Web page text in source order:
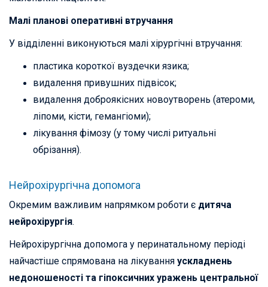
Малі планові оперативні втручання
У відділенні виконуються малі хірургічні втручання:
пластика короткої вуздечки язика;
видалення привушних підвісок;
видалення доброякісних новоутворень (атероми,
ліпоми, кісти, гемангіоми);
лікування фімозу (у тому числі ритуальні
обрізання).
Нейрохірургічна допомога
Окремим важливим напрямком роботи є дитяча
нейрохірургія.
Нейрохірургічна допомога у перинатальному періоді
найчастіше спрямована на лікування ускладнень
недоношеності та гіпоксичних уражень центральної